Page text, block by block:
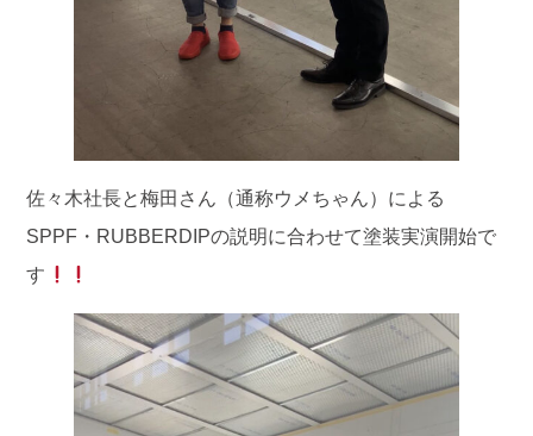
佐々木社長と梅田さん（通称ウメちゃん）による
SPPF・RUBBERDIPの説明に合わせて塗装実演開始で
す